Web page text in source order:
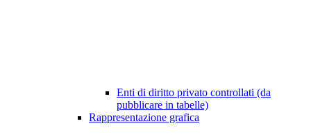
Enti di diritto privato controllati (da
pubblicare in tabelle)
Rappresentazione grafica